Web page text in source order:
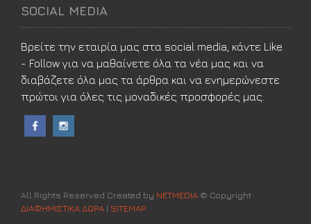
SOCIAL MEDIA
Βρείτε την εταιρία μας στα social media, κάντε Like
- Follow για να μαθαίνετε όλα τα νέα μας και να
διαβάζετε όλα μας τα άρθρα και να ενημερώνεστε
πρώτοι για όλες τις μοναδικές προσφορές μας.
All Rights Reserved Created by NETMEDIA © Copyright
ΔΙΑΦΗΜΙΣΤΙΚΑ ΔΩΡΑ | SITEMAP